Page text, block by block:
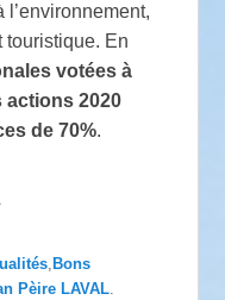
touristique. En
votées à
actions 2020
de 70%.
, Bons
Pèire LAVAL.